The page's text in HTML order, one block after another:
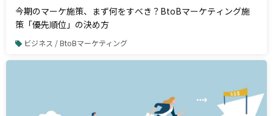
今期のマーケ施策、まず何をすべき？BtoBマーケティング施
策「優先順位」の決め方
ビジネス / BtoBマーケティング